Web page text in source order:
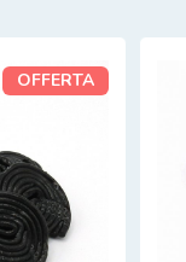
OFFERTA